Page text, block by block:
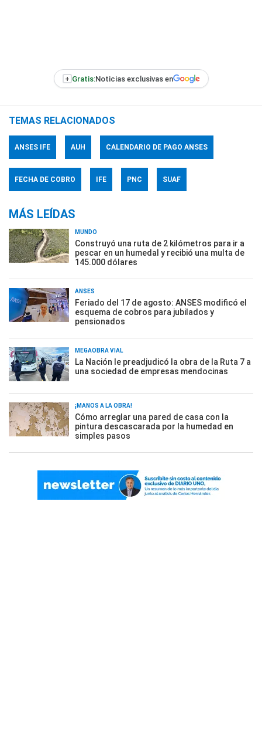
+ Gratis:Noticias exclusivas en
TEMAS RELACIONADOS
ANSES IFE AUH CALENDARIO DE PAGO ANSES
FECHA DE COBRO IFE PNC SUAF
MÁS LEÍDAS
MUNDO
Construyó una ruta de 2 kilómetros para ir a
pescar en un humedal y recibió una multa de
145.000 dólares
ANSES
Feriado del 17 de agosto: ANSES modificó el
esquema de cobros para jubilados y
pensionados
MEGAOBRA VIAL
La Nación le preadjudicó la obra de la Ruta 7 a
una sociedad de empresas mendocinas
¡MANOS A LA OBRA!
Cómo arreglar una pared de casa con la
pintura descascarada por la humedad en
simples pasos